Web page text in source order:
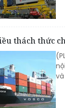
thách thức